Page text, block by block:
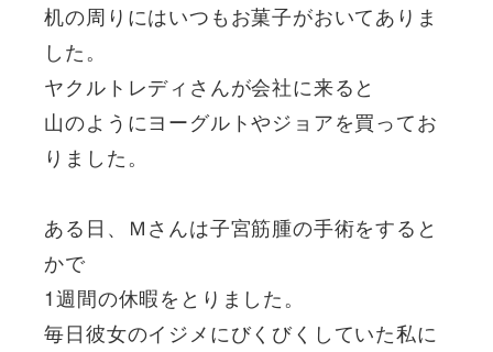
机の周りにはいつもお菓子がおいてありま
した。
ヤクルトレディさんが会社に来ると
山のようにヨーグルトやジョアを買ってお
りました。
ある日、Ｍさんは子宮筋腫の手術をすると
かで
1週間の休暇をとりました。
毎日彼女のイジメにびくびくしていた私に